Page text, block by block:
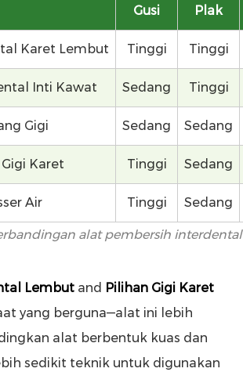
Gusi
Plak
Karet Lembut Tinggi Tinggi
Inti Kawat Sedang Tinggi
Gigi Sedang Sedang
Karet Tinggi Sedang
Air Tinggi Sedang
alat pembersih
Lembut and Pilihan Gigi Karet
yang berguna—alat ini lebih
alat berbentuk kuas dan
sedikit teknik untuk digunakan